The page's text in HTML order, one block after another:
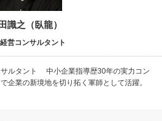
識之（臥龍）
営コンサルタント
ルタント 中小企業指導歴30年の実力コン
企業の新境地を切り拓く軍師として活躍。